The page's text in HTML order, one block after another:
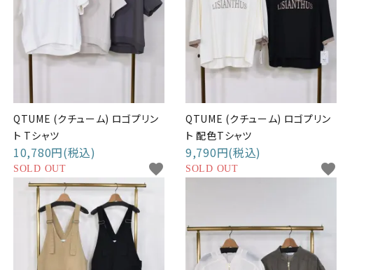
QTUME (クチューム) ロゴプリン
ト Tシャツ
10,780円(税込)
SOLD OUT favorite
QTUME (クチューム) ロゴプリン
ト 配色Tシャツ
9,790円(税込)
SOLD OUT favorite